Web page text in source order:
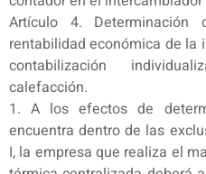
Artículo 4.
rentabilidad económica de la
contabilización
calefacción.
1. A los efectos de
encuentra dentro de las
I, la empresa que realiza el